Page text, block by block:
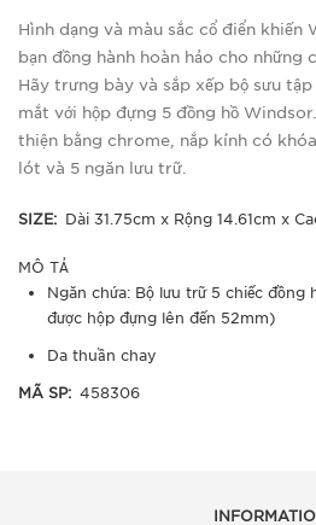
Hình dạng và màu sắc cổ điển khiến
bạn đồng hành hoàn hảo cho những
Hãy trưng bày và sắp xếp bộ sưu
mắt với hộp đựng 5 đồng hồ
thiện bằng chrome, nắp kính có
lót và 5 ngăn lưu trữ.
SIZE: Dài 31.75cm x Rộng 14.61cm x
MÔ TẢ
Ngăn chứa: Bộ lưu trữ 5 chiếc
được hộp đựng lên đến 52mm)
Da thuần chay
MÃ SP: 458306